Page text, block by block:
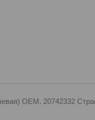
OEM. 20742332